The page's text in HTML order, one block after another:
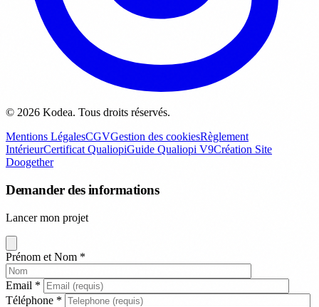
© 2026 Kodea. Tous droits réservés.
Mentions LégalesCGVGestion des cookiesRèglement
IntérieurCertificat QualiopiGuide Qualiopi V9Création Site
Doogether
Demander des informations
Lancer mon projet
Prénom et Nom *
Email *
Téléphone *